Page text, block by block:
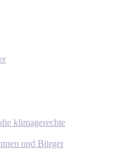
klimagerechte
und Bürger